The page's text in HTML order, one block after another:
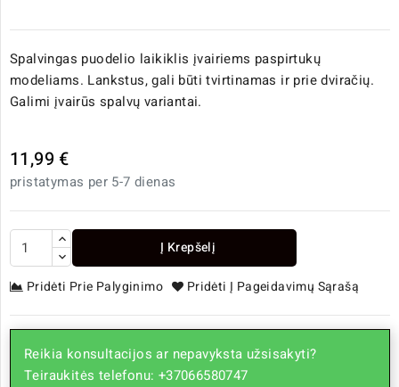
Spalvingas puodelio laikiklis įvairiems paspirtukų
modeliams. Lankstus, gali būti tvirtinamas ir prie dviračių.
Galimi įvairūs spalvų variantai.
11,99 €
pristatymas per 5-7 dienas
Į Krepšelį
Pridėti Prie Palyginimo Pridėti Į Pageidavimų Sąrašą
Reikia konsultacijos ar nepavyksta užsisakyti?
Teiraukitės telefonu: +37066580747